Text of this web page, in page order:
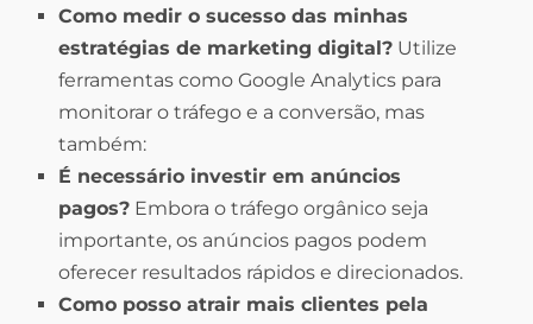
Como medir o sucesso das minhas
estratégias de marketing digital? Utilize
ferramentas como Google Analytics para
monitorar o tráfego e a conversão, mas
também:
É necessário investir em anúncios
pagos? Embora o tráfego orgânico seja
importante, os anúncios pagos podem
oferecer resultados rápidos e direcionados.
Como posso atrair mais clientes pela